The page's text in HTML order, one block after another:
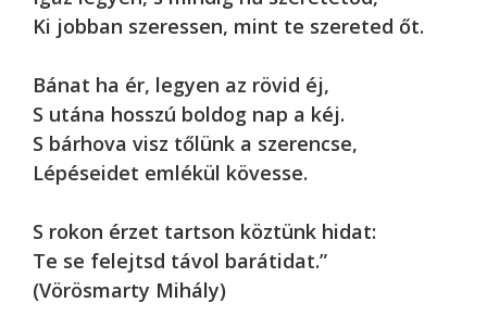
Ki jobban szeressen, mint te szereted őt.
Bánat ha ér, legyen az rövid éj,
S utána hosszú boldog nap a kéj.
S bárhova visz tőlünk a szerencse,
Lépéseidet emlékül kövesse.
S rokon érzet tartson köztünk hidat:
Te se felejtsd távol barátidat.”
(Vörösmarty Mihály)